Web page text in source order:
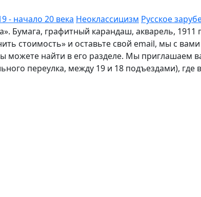
- начало 20 века Неоклассицизм Русское
Бумага, графитный карандаш, акварель,
стоимость» и оставьте свой email, мы с
можете найти в его разделе. Мы приглашаем
переулка, между 19 и 18 подъездами), где